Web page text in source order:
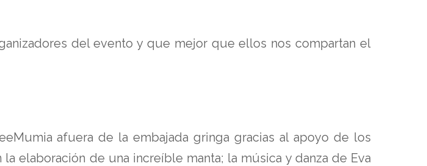
del evento y que mejor que ellos nos compartan el
afuera de la embajada gringa gracias al apoyo de los
elaboración de una increíble manta; la música y danza de Eva